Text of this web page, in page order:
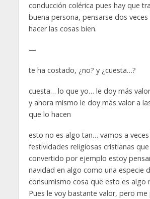
conducción colérica pues hay que
buena persona, pensarse dos veces
hacer las cosas bien.
—
te ha costado, ¿no? y ¿cuesta…?
cuesta… lo que yo… le doy más
y ahora mismo le doy más valor a
que lo hacen
esto no es algo tan… vamos a veces
festividades religiosas cristianas
convertido por ejemplo estoy
navidad en algo como una especie
consumismo cosa que esto es algo
Pues le voy bastante valor, pero